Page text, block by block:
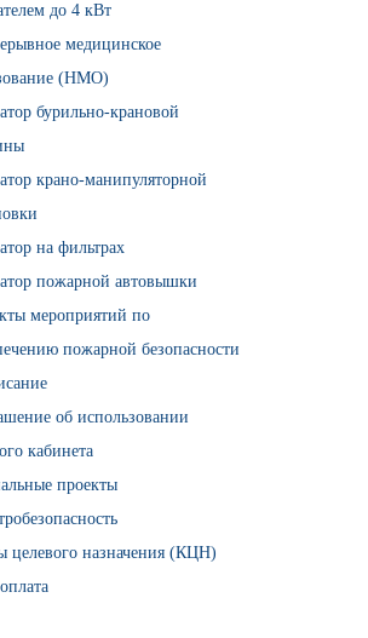
до 4 кВт
медицинское
(НМО)
бурильно-крановой
крано-манипуляторной
на фильтрах
пожарной автовышки
мероприятий по
пожарной безопасности
об использовании
кабинета
проекты
целевого назначения (КЦН)